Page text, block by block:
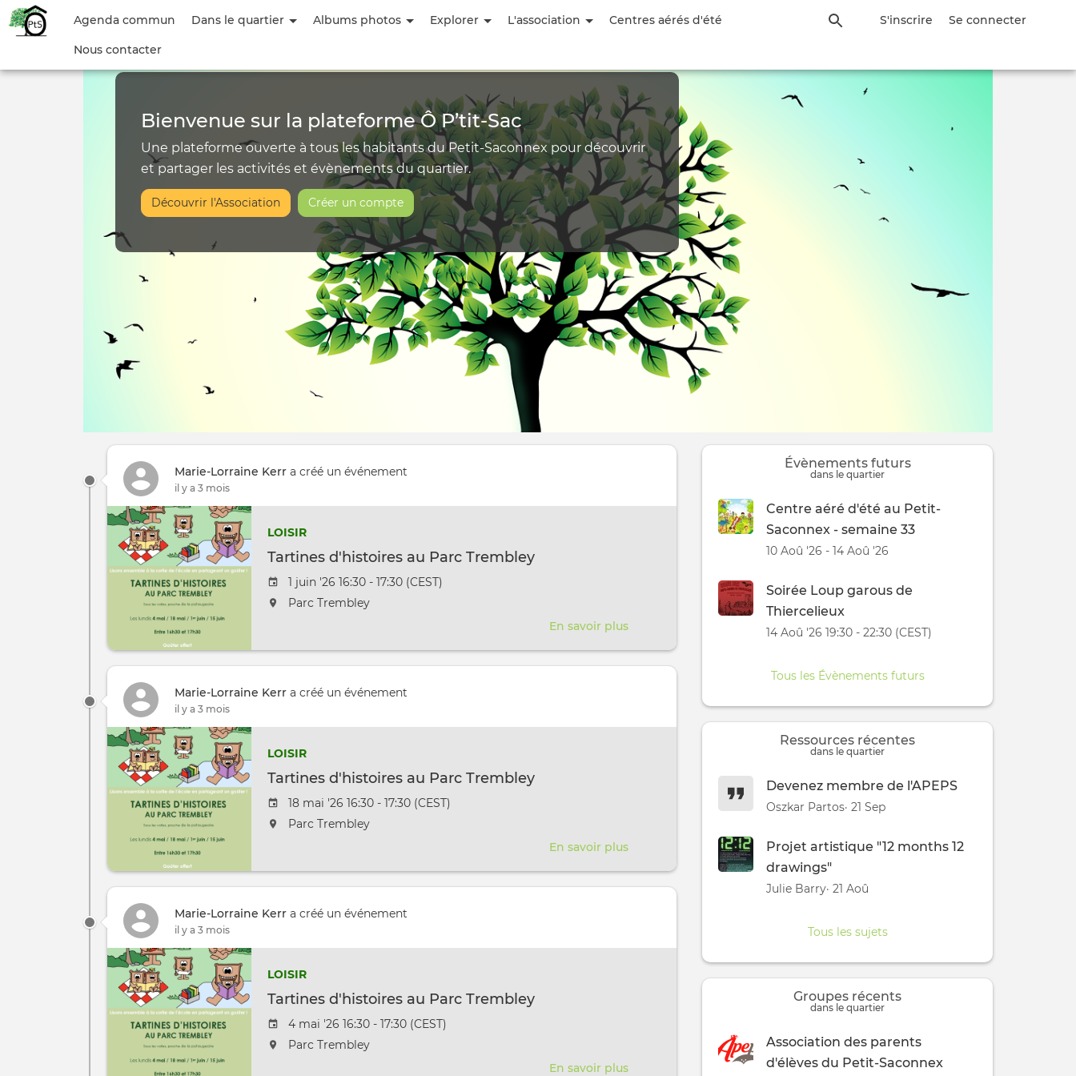
Aller
principal
Accueil
|
P’tit‑Sac
Menu
compte
l'utilisateur
S'inscrire Se connecter
Agenda commun Dans le quartier Albums photos Explorer L'association Centres aérés d'été
Nous contacter
Bienvenue sur la plateforme Ô P’tit‑Sac
Une plateforme ouverte à tous les habitants du Petit-Saconnex pour découvrir
et partager les activités et évènements du quartier.
Découvrir l'Association Créer un compte
Évènements futurs
dans le quartier
Centre aéré d'été au Petit-
Saconnex - semaine 33
10 Aoû '26 - 14 Aoû '26
Soirée Loup garous de
Thiercelieux
14 Aoû '26 19:30 - 22:30 (CEST)
Tous les Évènements futurs
Ressources récentes
dans le quartier
Devenez membre de l'APEPS
Oszkar Partos· 21 Sep
Projet artistique "12 months 12
drawings"
Julie Barry· 21 Aoû
Tous les sujets
Groupes récents
dans le quartier
Association des parents
d'élèves du Petit-Saconnex
Marie-Lorraine Kerr a créé un événement
il y a 3 mois
LOISIR
Tartines d'histoires au Parc Trembley
Date de l'évênement
1 juin '26 16:30 - 17:30 (CEST)
L'événement aura lieu au / à
Parc Trembley
En savoir plus
Tartines
d'histoires
Trembley
Marie-Lorraine Kerr a créé un événement
il y a 3 mois
LOISIR
Tartines d'histoires au Parc Trembley
Date de l'évênement
18 mai '26 16:30 - 17:30 (CEST)
L'événement aura lieu au / à
Parc Trembley
En savoir plus
Tartines
d'histoires
Trembley
Marie-Lorraine Kerr a créé un événement
il y a 3 mois
LOISIR
Tartines d'histoires au Parc Trembley
Date de l'évênement
4 mai '26 16:30 - 17:30 (CEST)
L'événement aura lieu au / à
Parc Trembley
En savoir plus